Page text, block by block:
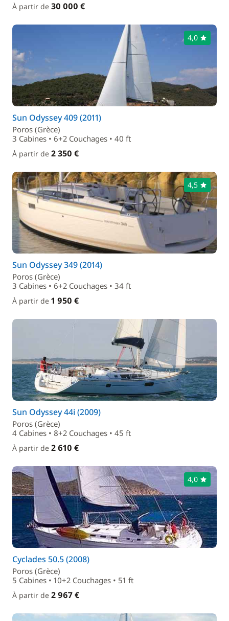
À partir de 30 000 €
4,0
Sun Odyssey 409 (2011)
Poros (Grèce)
3 Cabines • 6+2 Couchages • 40 ft
À partir de 2 350 €
4,5
Sun Odyssey 349 (2014)
Poros (Grèce)
3 Cabines • 6+2 Couchages • 34 ft
À partir de 1 950 €
Sun Odyssey 44i (2009)
Poros (Grèce)
4 Cabines • 8+2 Couchages • 45 ft
À partir de 2 610 €
4,0
Cyclades 50.5 (2008)
Poros (Grèce)
5 Cabines • 10+2 Couchages • 51 ft
À partir de 2 967 €